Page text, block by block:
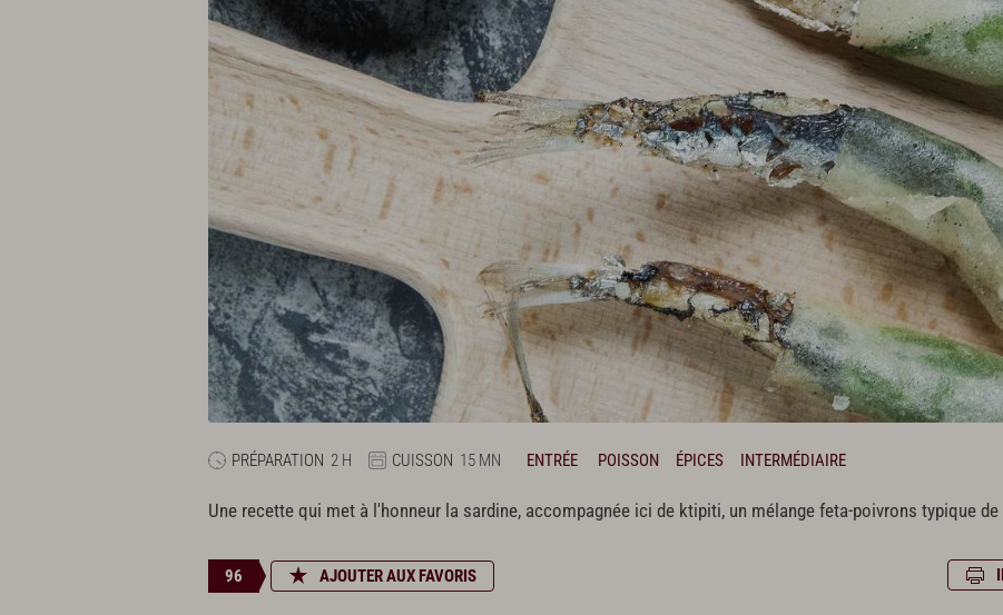
PRÉPARATION 2 H CUISSON 15 MN ENTRÉE POISSON ÉPICES INTERMÉDIAIRE
Une recette qui met à l'honneur la sardine, accompagnée ici de ktipiti, un mélange feta-poivrons typique
96 AJOUTER AUX FAVORIS